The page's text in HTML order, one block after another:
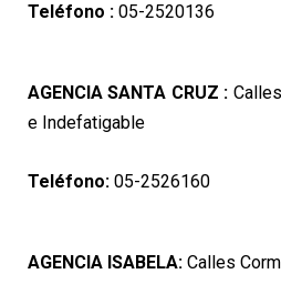
Teléfono : 05-2520136
AGENCIA SANTA CRUZ :
e Indefatigable
Teléfono: 05-2526160
AGENCIA ISABELA: Calles